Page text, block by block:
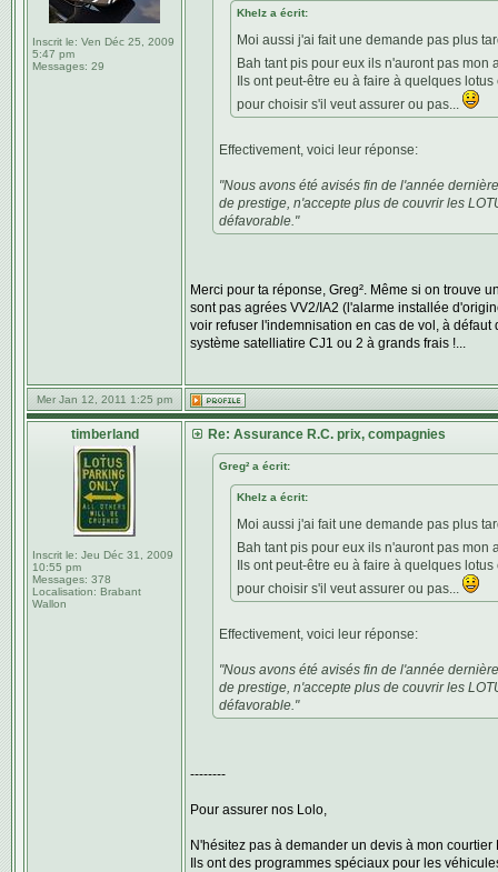
Inscrit le: Ven Déc 25, 2009
5:47 pm
Messages: 29
Khelz a écrit:
Moi aussi j'ai fait une demande pas plus
Bah tant pis pour eux ils n'auront pas mon
Ils ont peut-être eu à faire à quelques
pour choisir s'il veut assurer ou pas...
Effectivement, voici leur réponse:
"Nous avons été avisés fin de l'année
de prestige, n'accepte plus de couvrir les
défavorable."
Merci pour ta réponse, Greg². Même si on trouve
sont pas agrées VV2/IA2 (l'alarme installée
voir refuser l'indemnisation en cas de vol, à
système satelliatire CJ1 ou 2 à grands frais !...
Mer Jan 12, 2011 1:25 pm
timberland
Inscrit le: Jeu Déc 31, 2009
10:55 pm
Messages: 378
Localisation: Brabant
Wallon
Re: Assurance R.C. prix, compagnies
Greg² a écrit:
Khelz a écrit:
Moi aussi j'ai fait une demande pas plus
Bah tant pis pour eux ils n'auront pas mon
Ils ont peut-être eu à faire à quelques
pour choisir s'il veut assurer ou pas...
Effectivement, voici leur réponse:
"Nous avons été avisés fin de l'année
de prestige, n'accepte plus de couvrir les
défavorable."
--------
Pour assurer nos Lolo,
N'hésitez pas à demander un devis à mon courtier
Ils ont des programmes spéciaux pour les